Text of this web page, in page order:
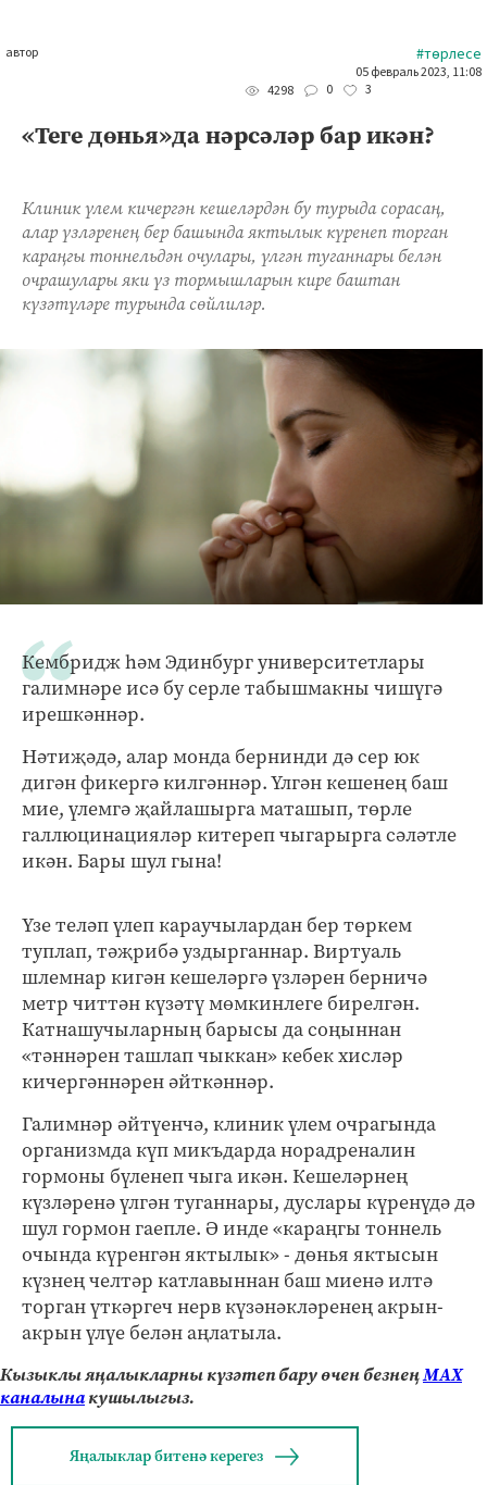
автор #төрлесе
05 февраль 2023, 11:08
4298
0 3
«Теге дөнья»да нәрсәләр бар икән?
Клиник үлем кичергән кешеләрдән бу турыда сорасаң,
алар үзләренең бер башында яктылык күренеп торган
караңгы тоннельдән очулары, үлгән туганнары белән
очрашулары яки үз тормышларын кире баштан
күзәтүләре турында сөйлиләр.
Кембридж һәм Эдинбург университетлары
галимнәре исә бу серле табышмакны чишүгә
ирешкәннәр.
Нәтиҗәдә, алар монда бернинди дә сер юк
дигән фикергә килгәннәр. Үлгән кешенең баш
мие, үлемгә җайлашырга маташып, төрле
галлюцинацияләр китереп чыгарырга сәләтле
икән. Бары шул гына!
Үзе теләп үлеп караучылардан бер төркем
туплап, тәҗрибә уздырганнар. Виртуаль
шлемнар кигән кешеләргә үзләрен берничә
метр читтән күзәтү мөмкинлеге бирелгән.
Катнашучыларның барысы да соңыннан
«тәннәрен ташлап чыккан» кебек хисләр
кичергәннәрен әйткәннәр.
Галимнәр әйтүенчә, клиник үлем очрагында
организмда күп микъдарда норадреналин
гормоны бүленеп чыга икән. Кешеләрнең
күзләренә үлгән туганнары, дуслары күренүдә дә
шул гормон гаепле. Ә инде «караңгы тоннель
очында күренгән яктылык» - дөнья яктысын
күзнең челтәр катлавыннан баш миенә илтә
торган үткәргеч нерв күзәнәкләренең акрын-
акрын үлүе белән аңлатыла.
Кызыклы яңалыкларны күзәтеп бару өчен безнеңМАХ
каналынакушылыгыз.
Яңалыклар битенә керегез